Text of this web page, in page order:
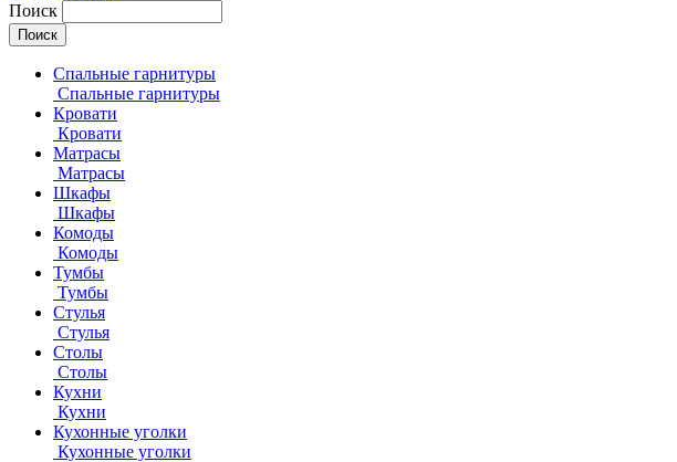
Поиск
Спальные гарнитуры
Спальные гарнитуры
Кровати
Кровати
Матрасы
Матрасы
Шкафы
Шкафы
Комоды
Комоды
Тумбы
Тумбы
Стулья
Стулья
Столы
Столы
Кухни
Кухни
Кухонные уголки
Кухонные уголки